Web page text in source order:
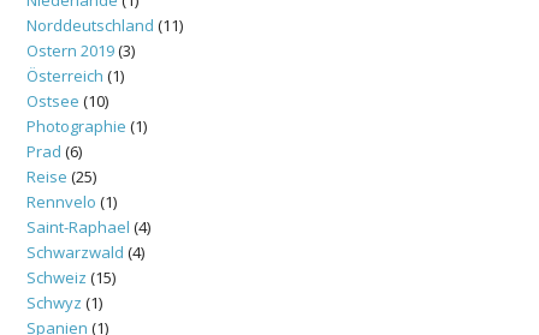
Norddeutschland (11)
Ostern 2019(3)
Österreich (1)
Ostsee (10)
Photographie (1)
Prad (6)
Reise (25)
Rennvelo (1)
Saint-Raphael (4)
Schwarzwald (4)
Schweiz (15)
Schwyz (1)
Spanien (1)